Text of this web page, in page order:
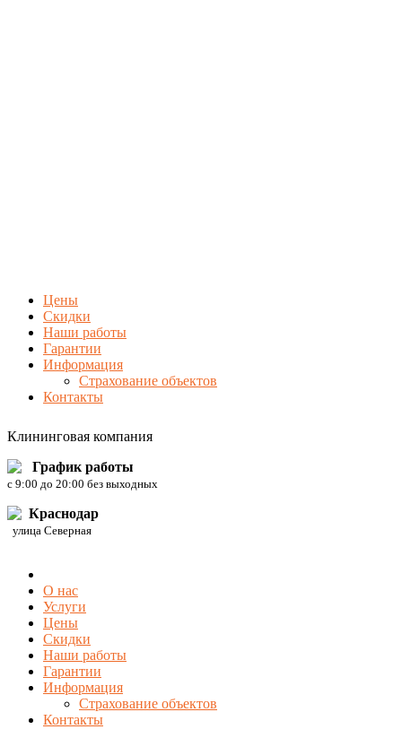
Цены
Скидки
Наши работы
Гарантии
Информация
Страхование объектов
Контакты
Клининговая компания
График работы
c 9:00 до 20:00 без выходных
Краснодар
улица Северная
О нас
Услуги
Цены
Скидки
Наши работы
Гарантии
Информация
Страхование объектов
Контакты